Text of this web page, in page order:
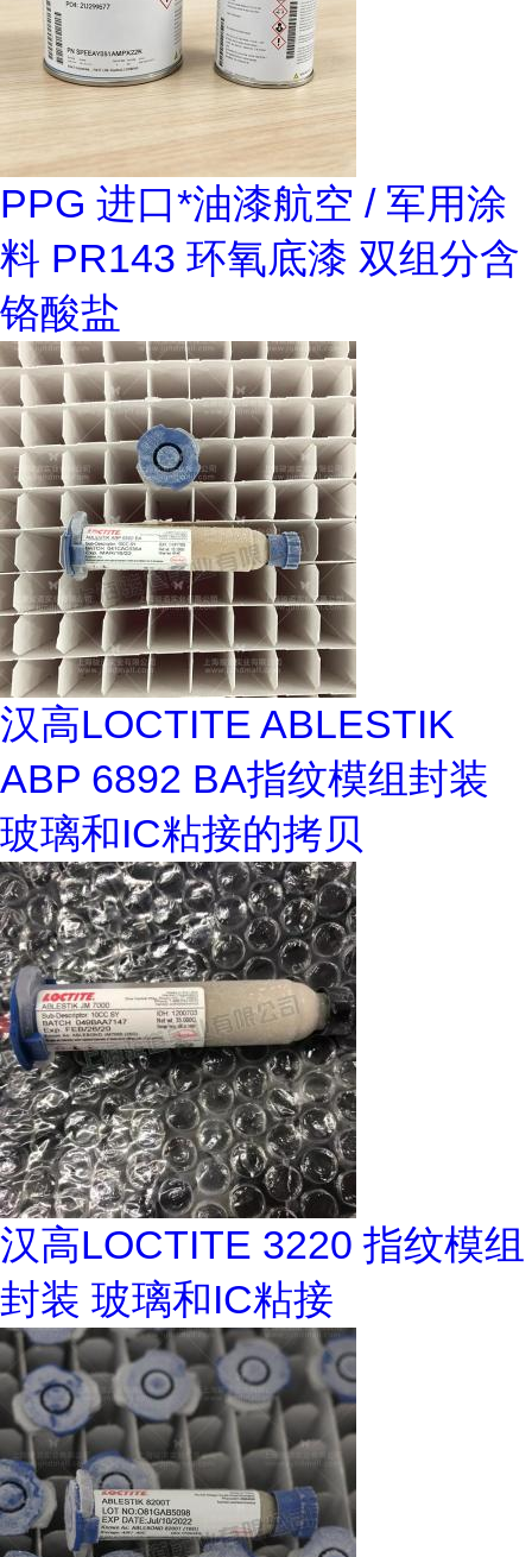
PPG 进口*油漆航空 / 军用涂
料 PR143 环氧底漆 双组分含
铬酸盐
汉高LOCTITE ABLESTIK
ABP 6892 BA指纹模组封装
玻璃和IC粘接的拷贝
汉高LOCTITE 3220 指纹模组
封装 玻璃和IC粘接